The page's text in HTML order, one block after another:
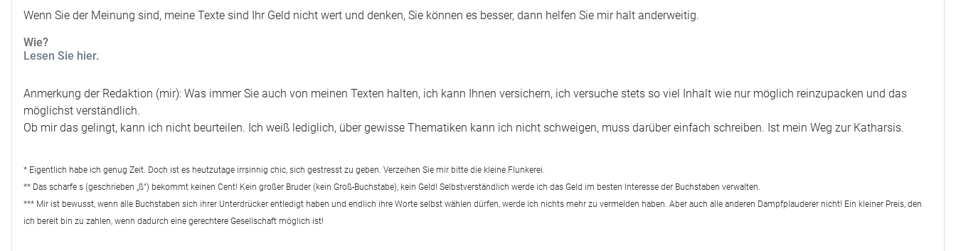
Wenn Sie der Meinung sind, meine Texte sind Ihr Geld nicht wert und denken, Sie können es besser, dann helfen Sie mir halt anderweitig.
Wie?
Lesen Sie hier.
Anmerkung der Redaktion (mir): Was immer Sie auch von meinen Texten halten, ich kann Ihnen versichern, ich versuche stets so viel Inhalt wie nur möglich reinzupacken und das
möglichst verständlich.
Ob mir das gelingt, kann ich nicht beurteilen. Ich weiß lediglich, über gewisse Thematiken kann ich nicht schweigen, muss darüber einfach schreiben. Ist mein Weg zur Katharsis.
* Eigentlich habe ich genug Zeit. Doch ist es heutzutage irrsinnig chic, sich gestresst zu geben. Verzeihen Sie mir bitte die kleine Flunkerei.
** Das scharfe s (geschrieben „ß“) bekommt keinen Cent! Kein großer Bruder (kein Groß-Buchstabe), kein Geld! Selbstverständlich werde ich das Geld im besten Interesse der Buchstaben verwalten.
*** Mir ist bewusst, wenn alle Buchstaben sich ihrer Unterdrücker entledigt haben und endlich ihre Worte selbst wählen dürfen, werde ich nichts mehr zu vermelden haben. Aber auch alle anderen Dampfplauderer nicht! Ein kleiner Preis, den
ich bereit bin zu zahlen, wenn dadurch eine gerechtere Gesellschaft möglich ist!